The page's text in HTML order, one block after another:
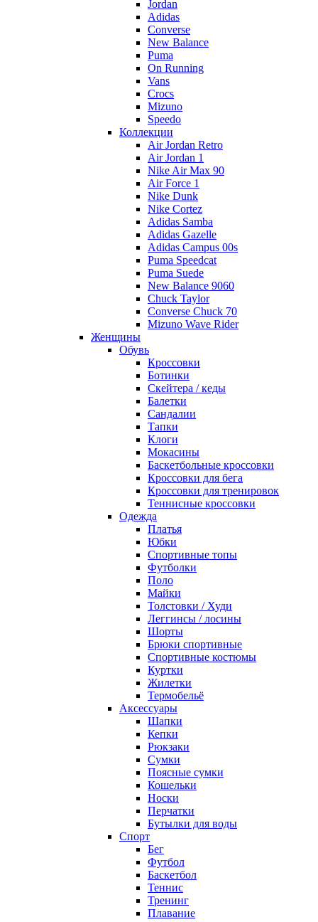
Jordan
Adidas
Converse
New Balance
Puma
On Running
Vans
Crocs
Mizuno
Speedo
Коллекции
Air Jordan Retro
Air Jordan 1
Nike Air Max 90
Air Force 1
Nike Dunk
Nike Cortez
Adidas Samba
Adidas Gazelle
Adidas Campus 00s
Puma Speedcat
Puma Suede
New Balance 9060
Chuck Taylor
Converse Chuck 70
Mizuno Wave Rider
Женщины
Обувь
Кроссовки
Ботинки
Скейтера / кеды
Балетки
Сандалии
Тапки
Клоги
Мокасины
Баскетбольные кроссовки
Кроссовки для бега
Кроссовки для тренировок
Теннисные кроссовки
Одежда
Платья
Юбки
Спортивные топы
Футболки
Поло
Майки
Толстовки / Худи
Леггинсы / лосины
Шорты
Брюки спортивные
Спортивные костюмы
Куртки
Жилетки
Термобельё
Аксессуары
Шапки
Кепки
Рюкзаки
Сумки
Поясные сумки
Кошельки
Носки
Перчатки
Бутылки для воды
Спорт
Бег
Футбол
Баскетбол
Теннис
Тренинг
Плавание